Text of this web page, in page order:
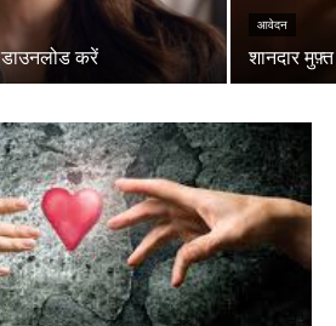
करें
आवेदन
शानदार